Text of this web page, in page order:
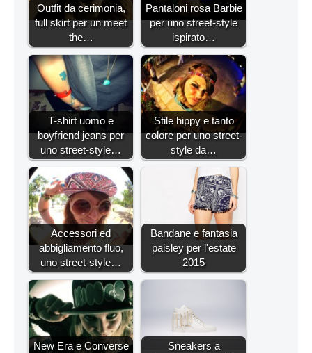
Outfit da cerimonia,
full skirt per un meet
the…
Pantaloni rosa Barbie
per uno street-style
ispirato…
T-shirt uomo e
boyfriend jeans per
uno street-style…
Stile hippy e tanto
colore per uno street-
style da…
Accessori ed
abbigliamento fluo,
uno street-style…
Bandane e fantasia
paisley per l'estate
2015
New Era e Converse
Sneakers a